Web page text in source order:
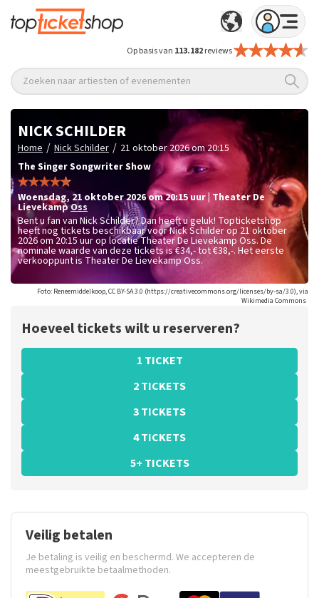
Op basis van 113.182reviews
Zoeken naar artiesten of evenementen
NICK SCHILDER
Home / Nick Schilder / 21 oktober 2026 om 20:15
The Singer Songwriter Show
woensdag, 21 oktober 2026 om 20:15 uur Theater De
LievekampOss
Bent u fan van Nick Schilder? Dan heeft u geluk! Topticketshop
heeft nog tickets beschikbaar voor Nick Schilder op 21 oktober
2026 om 20:15 uur op locatie Theater De Lievekamp Oss. De
nominale waarde van deze tickets is€34,- tot €38,-. Het eerste
verkooppunt is Theater De Lievekamp Oss.
Foto: Reneemiddelkoop, CC BY-SA 3.0 (https://creativecommons.org/licenses/by-sa/3.0), via
Wikimedia Commons
Hoeveel tickets wilt u reserveren?
1 TICKET
2 TICKETS
3 TICKETS
4 TICKETS
5+ TICKETS
Veilig betalen
Je betaling is veilig en beschermd. We accepteren de
meestgebruikte betaalmethoden.